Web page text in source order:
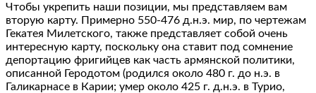
Чтобы укрепить наши позиции, мы представляем вам
вторую карту. Примерно 550-476 д.н.э. мир, по чертежам
Гекатея Милетского, также представляет собой очень
интересную карту, поскольку она ставит под сомнение
депортацию фригийцев как часть армянской политики,
описанной Геродотом (родился около 480 г. до н.э. в
Галикарнасе в Карии; умер около 425 г. д.н.э. в Турио,